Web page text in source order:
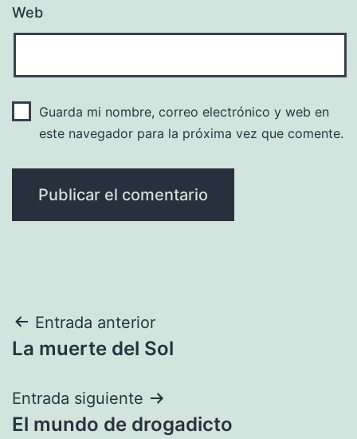
Web
Guarda mi nombre, correo electrónico y web en
este navegador para la próxima vez que comente.
Navegación
de
entradas
Entrada anterior
La muerte del Sol
Entrada siguiente
El mundo de drogadicto